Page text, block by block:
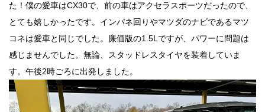
た！僕の愛車はCX30で、前の車はアクセラスポーツだったので、
とても嬉しかったです。インパネ回りやマツダのナビであるマツ
コネは愛車と同じでした。廉価版の1.5Lですが、パワーに問題は
感じませんでした。無論、スタッドレスタイヤを装着していま
す。午後2時ごろに出発しました。